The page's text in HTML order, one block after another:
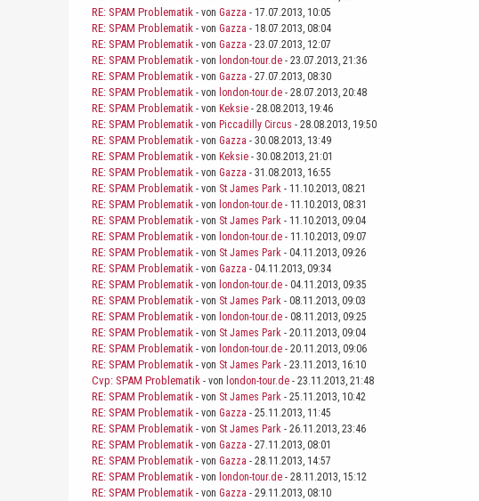
RE: SPAM Problematik - von Gazza - 17.07.2013, 10:05
RE: SPAM Problematik - von Gazza - 18.07.2013, 08:04
RE: SPAM Problematik - von Gazza - 23.07.2013, 12:07
RE: SPAM Problematik - von london-tour.de- 23.07.2013, 21:36
RE: SPAM Problematik - von Gazza - 27.07.2013, 08:30
RE: SPAM Problematik - von london-tour.de- 28.07.2013, 20:48
RE: SPAM Problematik - von Keksie- 28.08.2013, 19:46
RE: SPAM Problematik - von Piccadilly Circus - 28.08.2013, 19:50
RE: SPAM Problematik - von Gazza - 30.08.2013, 13:49
RE: SPAM Problematik - von Keksie- 30.08.2013, 21:01
RE: SPAM Problematik - von Gazza - 31.08.2013, 16:55
RE: SPAM Problematik - von St James Park- 11.10.2013, 08:21
RE: SPAM Problematik - von london-tour.de- 11.10.2013, 08:31
RE: SPAM Problematik - von St James Park- 11.10.2013, 09:04
RE: SPAM Problematik - von london-tour.de- 11.10.2013, 09:07
RE: SPAM Problematik - von St James Park- 04.11.2013, 09:26
RE: SPAM Problematik - von Gazza - 04.11.2013, 09:34
RE: SPAM Problematik - von london-tour.de- 04.11.2013, 09:35
RE: SPAM Problematik - von St James Park- 08.11.2013, 09:03
RE: SPAM Problematik - von london-tour.de- 08.11.2013, 09:25
RE: SPAM Problematik - von St James Park- 20.11.2013, 09:04
RE: SPAM Problematik - von london-tour.de- 20.11.2013, 09:06
RE: SPAM Problematik - von St James Park- 23.11.2013, 16:10
Cvp: SPAM Problematik - von london-tour.de- 23.11.2013, 21:48
RE: SPAM Problematik - von St James Park- 25.11.2013, 10:42
RE: SPAM Problematik - von Gazza - 25.11.2013, 11:45
RE: SPAM Problematik - von St James Park- 26.11.2013, 23:46
RE: SPAM Problematik - von Gazza - 27.11.2013, 08:01
RE: SPAM Problematik - von Gazza - 28.11.2013, 14:57
RE: SPAM Problematik - von london-tour.de- 28.11.2013, 15:12
RE: SPAM Problematik - von Gazza - 29.11.2013, 08:10